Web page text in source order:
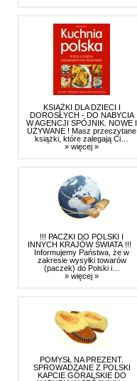
KSIĄŻKI DLA DZIECI I
DOROSŁYCH - DO NABYCIA
W AGENCJI SPÓJNIK. NOWE I
UŻYWANE ! Masz przeczytane
książki, które zalegają Ci…
» więcej »
!!! PACZKI DO POLSKI I
INNYCH KRAJÓW ŚWIATA !!!
Informujemy Państwa, że w
zakresie wysyłki towarów
(paczek) do Polski i…
» więcej »
POMYSŁ NA PREZENT.
SPROWADZANE Z POLSKI
KAPCIE GÓRALSKIE DO